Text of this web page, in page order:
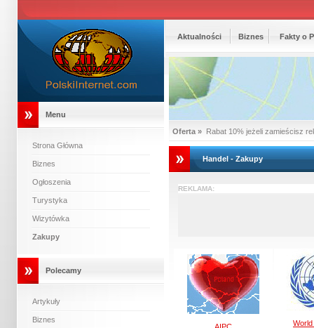
Menu
Strona Główna
Biznes
Ogłoszenia
Turystyka
Wizytówka
Zakupy
Polecamy
Artykuły
Biznes
Aktualności Biznes Fakty o
Oferta » Rabat 10% jeżeli zamieścisz
Handel - Zakupy
REKLAMA: